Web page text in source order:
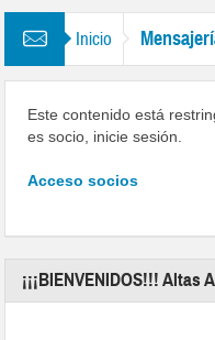
Inicio
Este contenido está
es socio, inicie sesión.
Acceso socios
¡¡¡BIENVENIDOS!!! Altas